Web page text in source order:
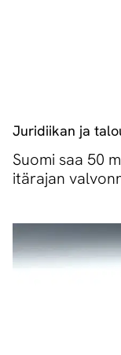
Juridiikan ja
Suomi saa 50
itärajan